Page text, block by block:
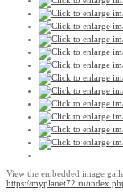
View the embedded image
https://myplanet72.ru/